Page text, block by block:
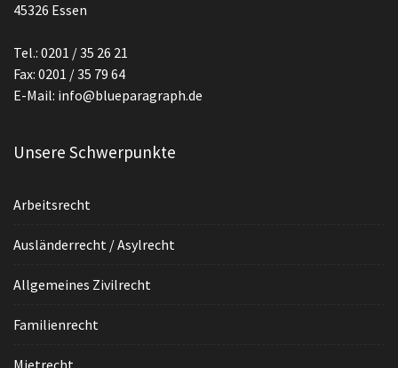
45326 Essen
Tel.: 0201 / 35 26 21
Fax: 0201 / 35 79 64
E-Mail: info@blueparagraph.de
Unsere Schwerpunkte
Arbeitsrecht
Ausländerrecht / Asylrecht
Allgemeines Zivilrecht
Familienrecht
Mietrecht